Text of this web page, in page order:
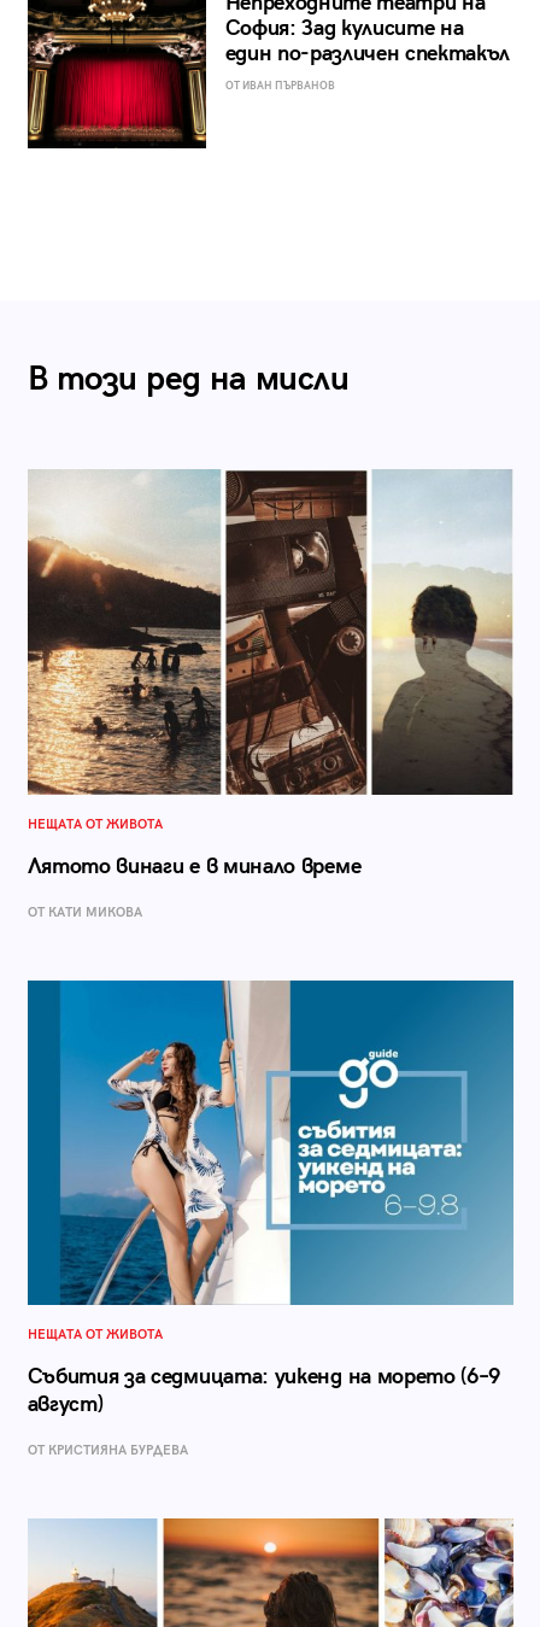
София: Зад кулисите на
един по-различен спектакъл
ОТ ИВАН ПЪРВАНОВ
В този ред на мисли
НЕЩАТА ОТ ЖИВОТА
Лятото винаги е в минало време
ОТ КАТИ МИКОВА
НЕЩАТА ОТ ЖИВОТА
Събития за седмицата: уикенд на морето (6–9
август)
ОТ КРИСТИЯНА БУРДЕВА